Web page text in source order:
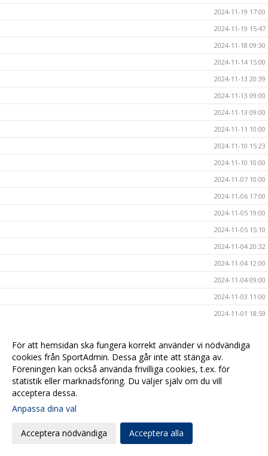
2024-11-19 17:00
2024-11-19 15:47
2024-11-18 09:30
2024-11-14 15:00
2024-11-13 20:39
2024-11-13 09:00
2024-11-13 09:00
2024-11-11 10:00
2024-11-10 15:23
2024-11-10 10:00
2024-11-07 10:00
2024-11-06 17:00
2024-11-05 19:00
2024-11-05 15:10
2024-11-04 20:32
2024-11-04 12:00
2024-11-04 09:00
2024-11-03 11:00
2024-11-01 18:59
2024-10-31 17:00
2024-10-30 20:41
2024-10-30 15:42
För att hemsidan ska fungera korrekt använder vi nödvändiga
cookies från SportAdmin. Dessa går inte att stänga av.
Föreningen kan också använda frivilliga cookies, t.ex. för
statistik eller marknadsföring. Du väljer själv om du vill
acceptera dessa.
Anpassa dina val
Acceptera nödvändiga Acceptera alla